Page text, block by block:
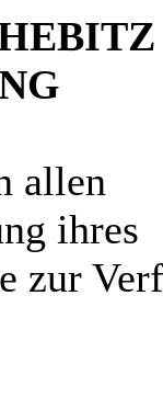
allen
ihres
zur